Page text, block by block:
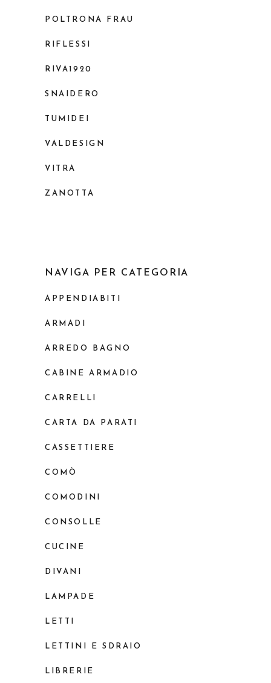
POLTRONA FRAU
RIFLESSI
RIVA1920
SNAIDERO
TUMIDEI
VALDESIGN
VITRA
ZANOTTA
NAVIGA PER CATEGORIA
APPENDIABITI
ARMADI
ARREDO BAGNO
CABINE ARMADIO
CARRELLI
CARTA DA PARATI
CASSETTIERE
COMÒ
COMODINI
CONSOLLE
CUCINE
DIVANI
LAMPADE
LETTI
LETTINI E SDRAIO
LIBRERIE